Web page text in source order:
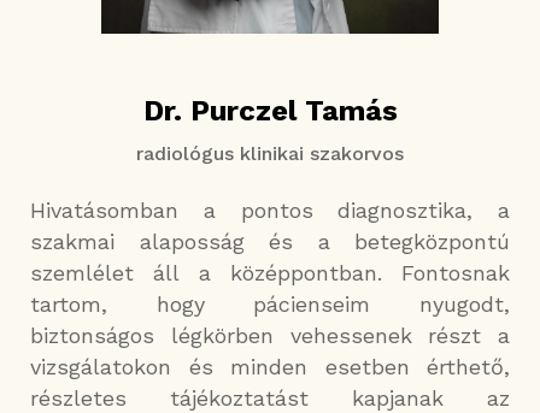
Dr. Purczel Tamás
radiológus klinikai szakorvos
Hivatásomban a pontos diagnosztika, a
szakmai alaposság és a betegközpontú
szemlélet áll a középpontban. Fontosnak
tartom, hogy pácienseim nyugodt,
biztonságos légkörben vehessenek részt a
vizsgálatokon és minden esetben érthető,
részletes tájékoztatást kapjanak az